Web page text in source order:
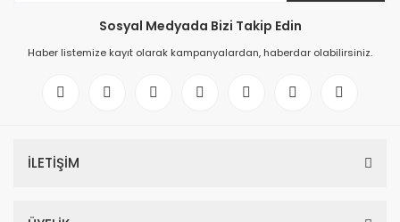
Sosyal Medyada Bizi Takip Edin
Haber listemize kayıt olarak kampanyalardan, haberdar olabilirsiniz.
İLETİŞİM